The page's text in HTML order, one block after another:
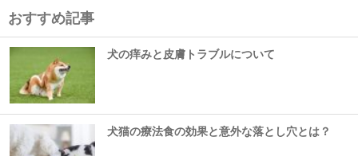
おすすめ記事
犬の痒みと皮膚トラブルについて
犬猫の療法食の効果と意外な落とし穴とは？